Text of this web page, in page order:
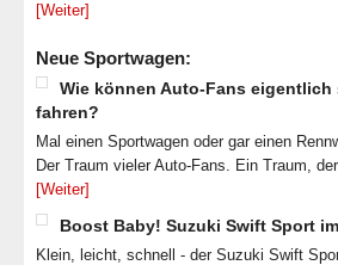
[Weiter]
Neue Sportwagen:
Wie können Auto-Fans
fahren?
Mal einen Sportwagen oder gar einen
Der Traum vieler Auto-Fans. Ein Traum,
[Weiter]
Boost Baby! Suzuki Swift Sport
Klein, leicht, schnell - der Suzuki Swift